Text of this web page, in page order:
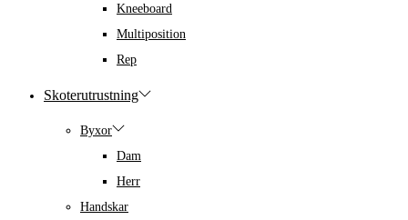
Kneeboard
Multiposition
Rep
Skoterutrustning
Byxor
Dam
Herr
Handskar